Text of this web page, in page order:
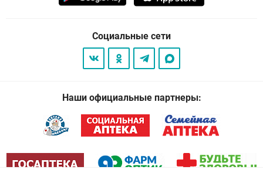
Социальные сети
Наши официальные партнеры: